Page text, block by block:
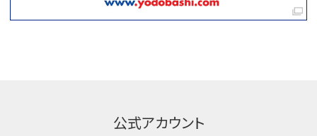
公式アカウント